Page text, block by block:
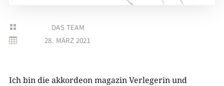
 DAS TEAM
 28. MÄRZ 2021
Ich bin die akkordeon magazin Verlegerin und